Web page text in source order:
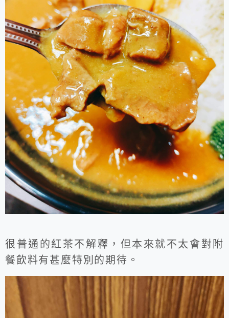
很普通的紅茶不解釋，但本來就不太會對附
餐飲料有甚麼特別的期待。